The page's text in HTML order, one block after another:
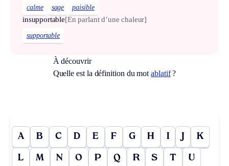
calme sage paisible
insupportable[En parlant d’une chaleur]
supportable
À découvrir
Quelle est la définition du motablatif?
A B C D E F G H I J K
L M N O P Q R S T U